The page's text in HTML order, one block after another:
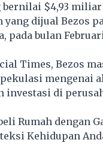
$4,93
dijual Bezos
pada bulan
Times, Bezos
mengenai
di
Rumah dengan
Kehidupan